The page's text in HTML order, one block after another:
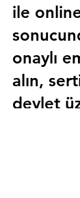
ile
onaylı
alın,
devlet